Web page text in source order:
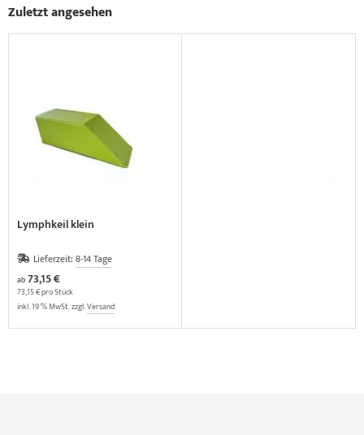
Zuletzt angesehen
Lymphkeil klein
Lieferzeit: 8-14 Tage
ab73,15 €
73,15 € pro Stück
inkl. 19 % MwSt. zzgl.Versand